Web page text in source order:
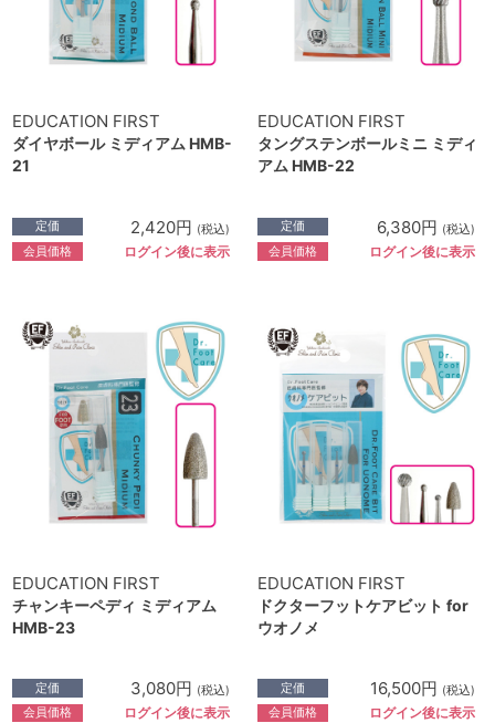
EDUCATION FIRST
ダイヤボール ミディアム HMB-
21
定価 2,420円 (税込)
会員価格 ログイン後に表示
EDUCATION FIRST
タングステンボールミニ ミディ
アム HMB-22
定価 6,380円 (税込)
会員価格 ログイン後に表示
EDUCATION FIRST
チャンキーペディ ミディアム
HMB-23
定価 3,080円 (税込)
会員価格 ログイン後に表示
EDUCATION FIRST
ドクターフットケアビット for
ウオノメ
定価 16,500円 (税込)
会員価格 ログイン後に表示